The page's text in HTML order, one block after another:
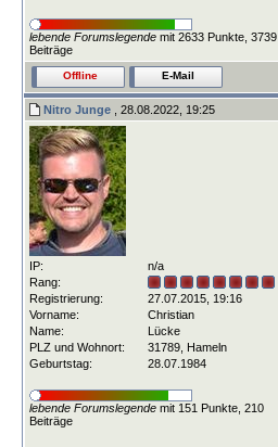
lebende Forumslegende mit 2633 Punkte, 3739
Beiträge
Offline E-Mail
Nitro Junge , 28.08.2022, 19:25
IP:
n/a
Rang:
Registrierung:
27.07.2015, 19:16
Vorname:
Christian
Name:
Lücke
PLZ und Wohnort:
31789, Hameln
Geburtstag:
28.07.1984
lebende Forumslegende mit 151 Punkte, 210
Beiträge